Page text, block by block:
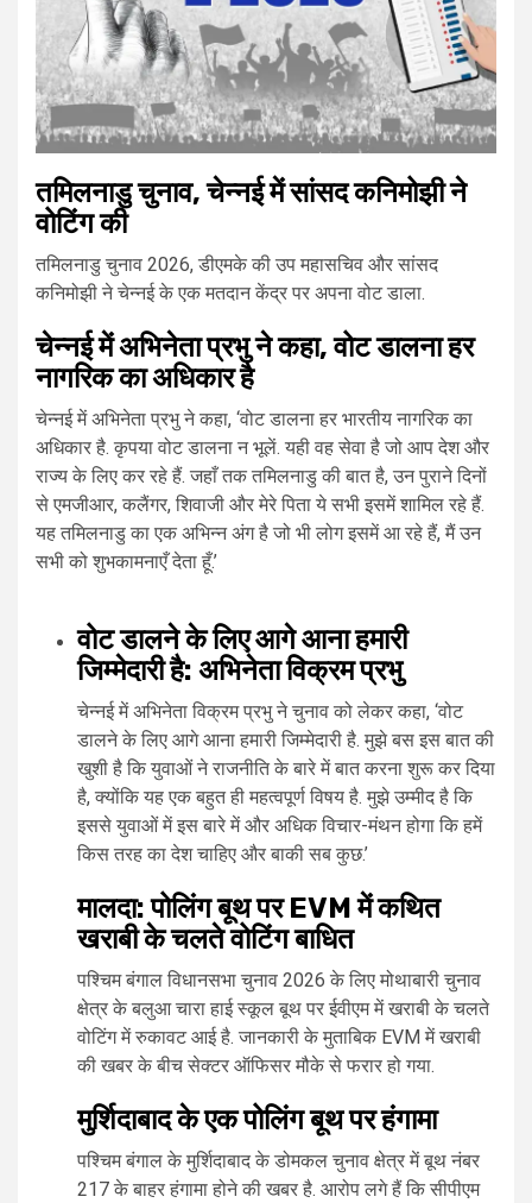
तमिलनाडु चुनाव, चेन्नई में सांसद कनिमोझी ने
वोटिंग की
तमिलनाडु चुनाव 2026, डीएमके की उप महासचिव और सांसद
कनिमोझी ने चेन्नई के एक मतदान केंद्र पर अपना वोट डाला.
चेन्नई में अभिनेता प्रभु ने कहा, वोट डालना हर
नागरिक का अधिकार है
चेन्नई में अभिनेता प्रभु ने कहा, ‘वोट डालना हर भारतीय नागरिक का
अधिकार है. कृपया वोट डालना न भूलें. यही वह सेवा है जो आप देश और
राज्य के लिए कर रहे हैं. जहाँ तक तमिलनाडु की बात है, उन पुराने दिनों
से एमजीआर, कलैंगर, शिवाजी और मेरे पिता ये सभी इसमें शामिल रहे हैं.
यह तमिलनाडु का एक अभिन्न अंग है जो भी लोग इसमें आ रहे हैं, मैं उन
सभी को शुभकामनाएँ देता हूँ.’
वोट डालने के लिए आगे आना हमारी
जिम्मेदारी है: अभिनेता विक्रम प्रभु
चेन्नई में अभिनेता विक्रम प्रभु ने चुनाव को लेकर कहा, ‘वोट
डालने के लिए आगे आना हमारी जिम्मेदारी है. मुझे बस इस बात की
खुशी है कि युवाओं ने राजनीति के बारे में बात करना शुरू कर दिया
है, क्योंकि यह एक बहुत ही महत्वपूर्ण विषय है. मुझे उम्मीद है कि
इससे युवाओं में इस बारे में और अधिक विचार-मंथन होगा कि हमें
किस तरह का देश चाहिए और बाकी सब कुछ.’
मालदा: पोलिंग बूथ पर EVM में कथित
खराबी के चलते वोटिंग बाधित
पश्चिम बंगाल विधानसभा चुनाव 2026 के लिए मोथाबारी चुनाव
क्षेत्र के बलुआ चारा हाई स्कूल बूथ पर ईवीएम में खराबी के चलते
वोटिंग में रुकावट आई है. जानकारी के मुताबिक EVM में खराबी
की खबर के बीच सेक्टर ऑफिसर मौके से फरार हो गया.
मुर्शिदाबाद के एक पोलिंग बूथ पर हंगामा
पश्चिम बंगाल के मुर्शिदाबाद के डोमकल चुनाव क्षेत्र में बूथ नंबर
217 के बाहर हंगामा होने की खबर है. आरोप लगे हैं कि सीपीएम